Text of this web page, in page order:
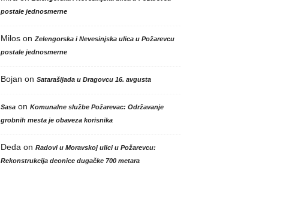
postale jednosmerne
Miloson Zelengorska i Nevesinjska ulica u Požarevcu
postale jednosmerne
Bojan on Satarašijada u Dragovcu 16. avgusta
Sasaon Komunalne službe Požarevac: Održavanje
grobnih mesta je obaveza korisnika
Deda on Radovi u Moravskoj ulici u Požarevcu:
Rekonstrukcija deonice dugačke 700 metara